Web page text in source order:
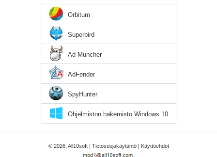
Orbitum
Superbird
Ad Muncher
AdFender
SpyHunter
Ohjelmiston hakemisto Windows 10
© 2026, All10soft | Tietosuojakäytäntö| Käyttöehdot